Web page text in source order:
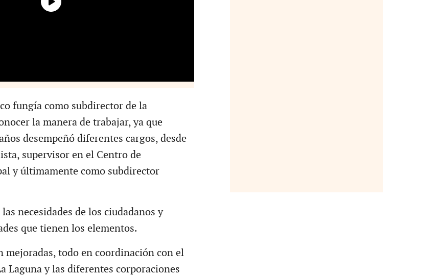
fungía como subdirector de la
la manera de trabajar, ya que
desempeñó diferentes cargos, desde
supervisor en el Centro de
y últimamente como subdirector
necesidades de los ciudadanos y
que tienen los elementos.
mejoradas, todo en coordinación con el
Laguna y las diferentes corporaciones